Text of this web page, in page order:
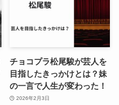
チョコプラ松尾駿が芸人を
目指したきっかけとは？妹
の一言で人生が変わった！
2026年2月3日